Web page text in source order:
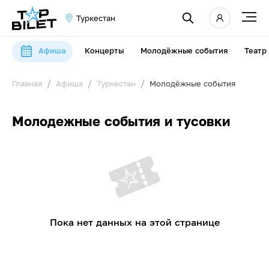
Туркестан
Афиша Концерты Молодёжные события Театр
Главная Афиша Туркестан Молодёжные события
Молодежные события и тусовки
Пока нет данных на этой странице